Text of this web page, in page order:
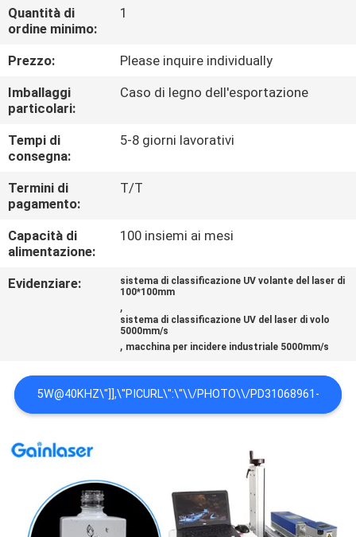
CONTROLLO
DI
QUALITÀ
CONTATTICI
RICHIEDA
UNA
CITAZIONE
MAPPA
PRIVACY
Quantità di
ordine minimo:
1
Prezzo:
Please inquire individually
Imballaggi
particolari:
Caso di legno dell'esportazione
Tempi di
consegna:
5-8 giorni lavorativi
Termini di
pagamento:
T/T
Capacità di
alimentazione:
100 insiemi ai mesi
Evidenziare:
sistema di classificazione UV volante del laser di
100*100mm
,
sistema di classificazione UV del laser di volo
5000mm/s
, macchina per incidere industriale 5000mm/s
5W@40KHZ\"]],\"PICURL\":\"\\/PHOTO\\/PD31068961-
PREGO DI INVIARMI UN PREVENTIVO SUL VOSTRO SISTEMA
DI CLASSIFICAZIONE UV DEL LASER DI VOLO FRESCO